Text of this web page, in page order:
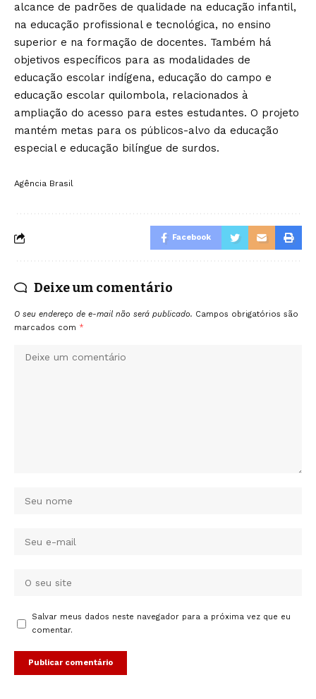
alcance de padrões de qualidade na educação infantil,
na educação profissional e tecnológica, no ensino
superior e na formação de docentes. Também há
objetivos específicos para as modalidades de
educação escolar indígena, educação do campo e
educação escolar quilombola, relacionados à
ampliação do acesso para estes estudantes. O projeto
mantém metas para os públicos-alvo da educação
especial e educação bilíngue de surdos.
Agência Brasil
Facebook
Deixe um comentário
O seu endereço de e-mail não será publicado. Campos obrigatórios são
marcados com *
Salvar meus dados neste navegador para a próxima vez que eu
comentar.